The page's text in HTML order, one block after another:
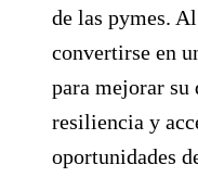
de las pymes.
convertirse en
para mejorar su
resiliencia y
oportunidades